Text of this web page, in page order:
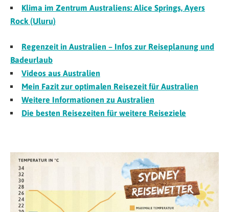
Klima im Zentrum Australiens: Alice Springs, Ayers
Rock (Uluru)
Regenzeit in Australien – Infos zur Reiseplanung und
Badeurlaub
Videos aus Australien
Mein Fazit zur optimalen Reisezeit für Australien
Weitere Informationen zu Australien
Die besten Reisezeiten für weitere Reiseziele